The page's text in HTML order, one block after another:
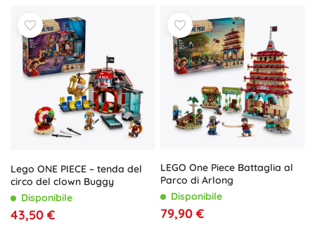
Lego ONE PIECE – tenda del
circo del clown Buggy
Disponibile
43,50 €
LEGO One Piece Battaglia al
Parco di Arlong
Disponibile
79,90 €